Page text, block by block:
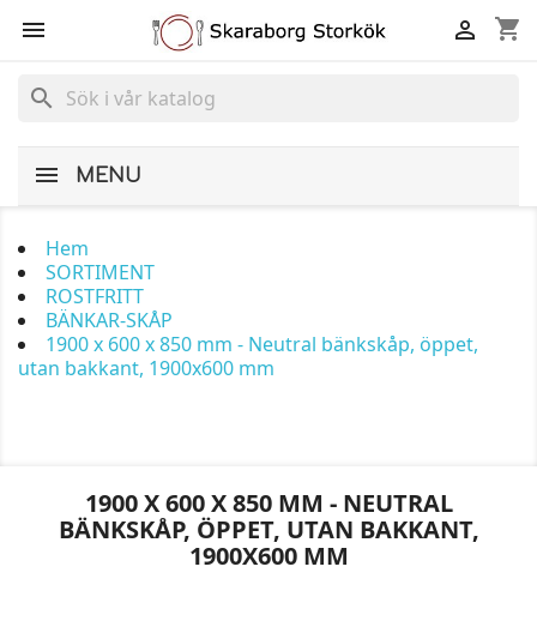
 shopping_cart

search
MENU
Hem
SORTIMENT
ROSTFRITT
BÄNKAR-SKÅP
1900 x 600 x 850 mm - Neutral bänkskåp, öppet,
utan bakkant, 1900x600 mm
1900 X 600 X 850 MM - NEUTRAL
BÄNKSKÅP, ÖPPET, UTAN BAKKANT,
1900X600 MM